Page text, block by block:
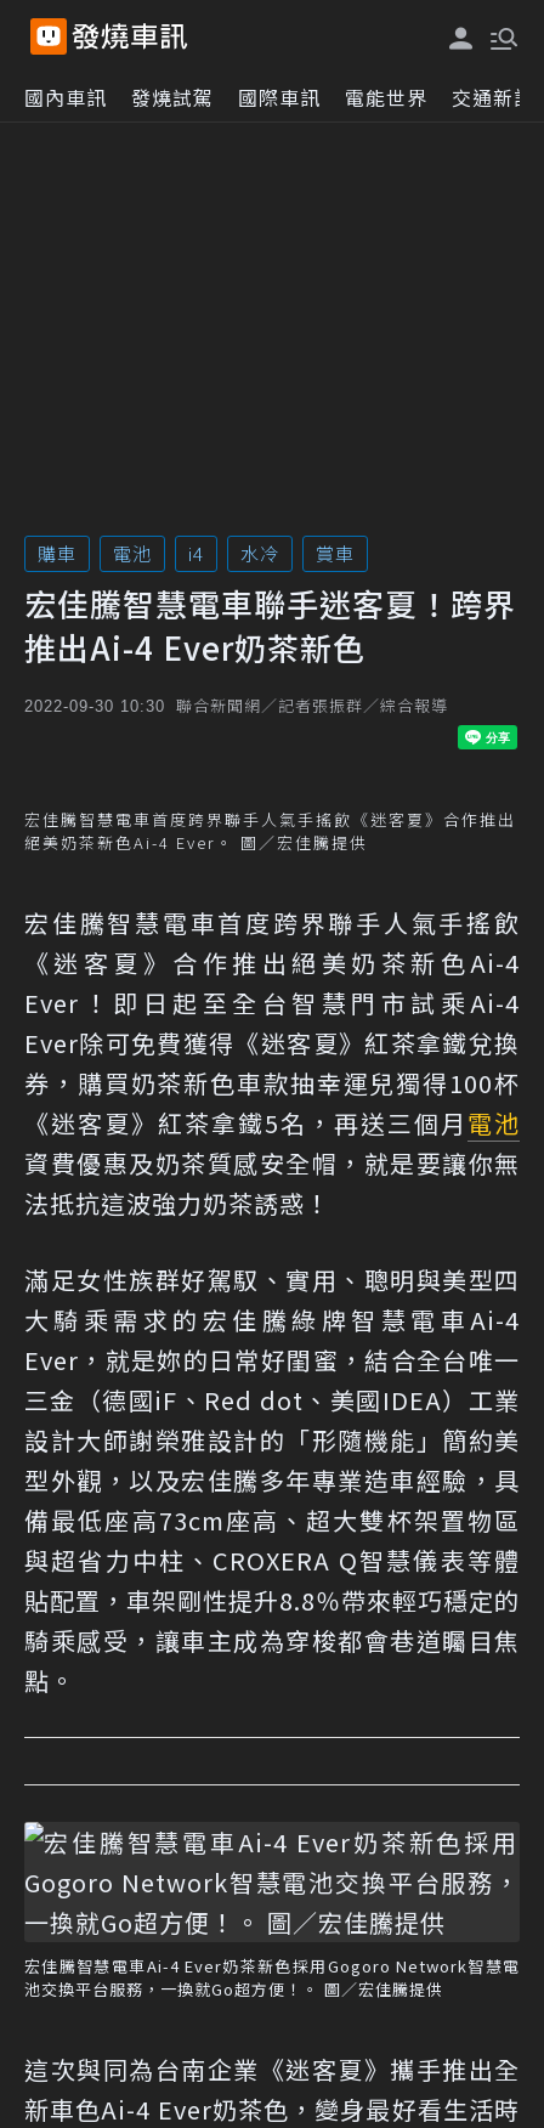
國內車訊 發燒試駕 國際車訊 電能世界 交通新訊
購車 電池 i4 水冷 賞車
宏佳騰智慧電車聯手迷客夏！跨界
推出Ai-4 Ever奶茶新色
2022-09-30 10:30 聯合新聞網／記者張振群／綜合報導
宏佳騰智慧電車首度跨界聯手人氣手搖飲《迷客夏》合作推出
絕美奶茶新色Ai-4 Ever。 圖／宏佳騰提供
宏佳騰智慧電車首度跨界聯手人氣手搖飲
《迷客夏》合作推出絕美奶茶新色Ai-4
Ever！即日起至全台智慧門市試乘Ai-4
Ever除可免費獲得《迷客夏》紅茶拿鐵兌換
券，購買奶茶新色車款抽幸運兒獨得100杯
《迷客夏》紅茶拿鐵5名，再送三個月 電池
資費優惠及奶茶質感安全帽，就是要讓你無
法抵抗這波強力奶茶誘惑！
滿足女性族群好駕馭、實用、聰明與美型四
大騎乘需求的宏佳騰綠牌智慧電車Ai-4
Ever，就是妳的日常好閨蜜，結合全台唯一
三金（德國iF、Red dot、美國IDEA）工業
設計大師謝榮雅設計的「形隨機能」簡約美
型外觀，以及宏佳騰多年專業造車經驗，具
備最低座高73cm座高、超⼤雙杯架置物區
與超省力中柱、CROXERA Q智慧儀表等體
貼配置，車架剛性提升8.8％帶來輕巧穩定的
騎乘感受，讓車主成為穿梭都會巷道矚目焦
點。
宏佳騰智慧電車Ai-4 Ever奶茶新色採用Gogoro Network智慧電
池交換平台服務，一換就Go超方便！。 圖／宏佳騰提供
這次與同為台南企業《迷客夏》攜手推出全
新車色Ai-4 Ever奶茶色，變身最好看生活時